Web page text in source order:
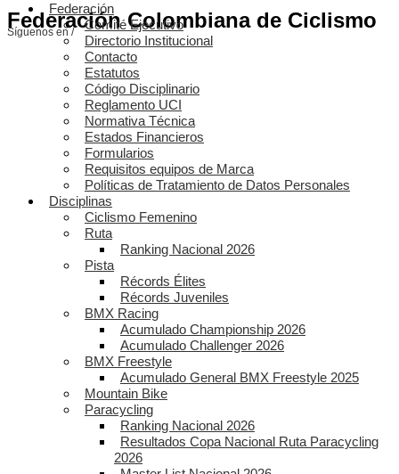
Federación Colombiana de Ciclismo
Síguenos en /
Federación
Comité Ejecutivo
Directorio Institucional
Contacto
Estatutos
Código Disciplinario
Reglamento UCI
Normativa Técnica
Estados Financieros
Formularios
Requisitos equipos de Marca
Políticas de Tratamiento de Datos Personales
Disciplinas
Ciclismo Femenino
Ruta
Ranking Nacional 2026
Pista
Récords Élites
Récords Juveniles
BMX Racing
Acumulado Championship 2026
Acumulado Challenger 2026
BMX Freestyle
Acumulado General BMX Freestyle 2025
Mountain Bike
Paracycling
Ranking Nacional 2026
Resultados Copa Nacional Ruta Paracycling
2026